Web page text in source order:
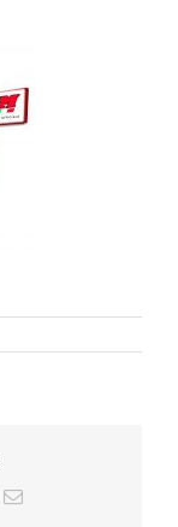
Email